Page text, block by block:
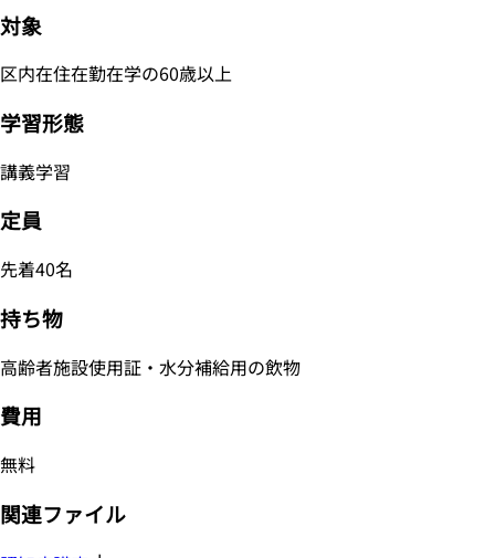
対象
区内在住在勤在学の60歳以上
学習形態
講義学習
定員
先着40名
持ち物
高齢者施設使用証・水分補給用の飲物
費用
無料
関連ファイル